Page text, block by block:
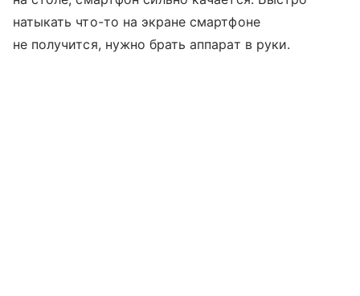
натыкать что-то на экране смартфоне
не получится, нужно брать аппарат в руки.